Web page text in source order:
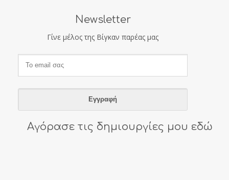
Newsletter
Γίνε μέλος της Βίγκαν παρέας μας
Αγόρασε τις δημιουργίες μου εδώ